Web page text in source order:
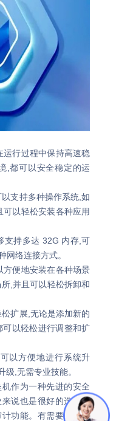
行过程中保持高速稳
,都可以安全稳定的运
支持多种操作系统,如
以轻松安装各种应用
持多达 32G 内存,可
网络连接方式。
便地安装在各种场景
,并且可以轻松拆卸和
扩展,无论是添加新的
以轻松进行调整和扩
方便地进行系统升
,无需专业技能。
作为一种先进的安全
说也是很好的选择，
功能。有需要的小伙